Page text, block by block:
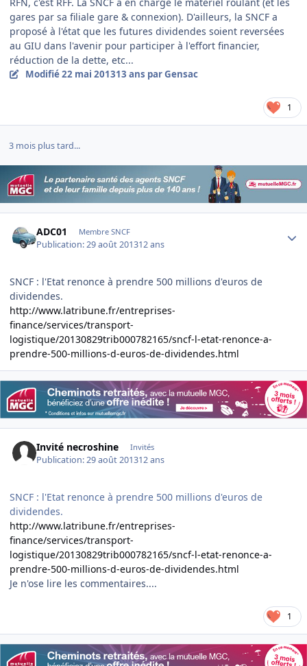
RFN, c'est RFF. La SNCF a en charge le matériel roulant (et les
gares par sa filiale gare & connexion). D'ailleurs, la SNCF a
proposé à l'état que les futures dividendes soient reversées
au GIU dans l'avenir pour participer à l'effort financier,
réduction de la dette, etc...
Modifié22 mai 201313 ans par Gensac
1
3 mois plus tard...
ADC01 Membre SNCF
Publication:29 août 201312 ans
SNCF : l'Etat renonce à prendre 500 millions d'euros de
dividendes.
http://www.latribune.fr/entreprises-
finance/services/transport-
logistique/20130829trib000782165/sncf-l-etat-renonce-a-
prendre-500-millions-d-euros-de-dividendes.html
Invité necroshine Invités
Publication:29 août 201312 ans
SNCF : l'Etat renonce à prendre 500 millions d'euros de
dividendes.
http://www.latribune.fr/entreprises-
finance/services/transport-
logistique/20130829trib000782165/sncf-l-etat-renonce-a-
prendre-500-millions-d-euros-de-dividendes.html
Je n'ose lire les commentaires....
1